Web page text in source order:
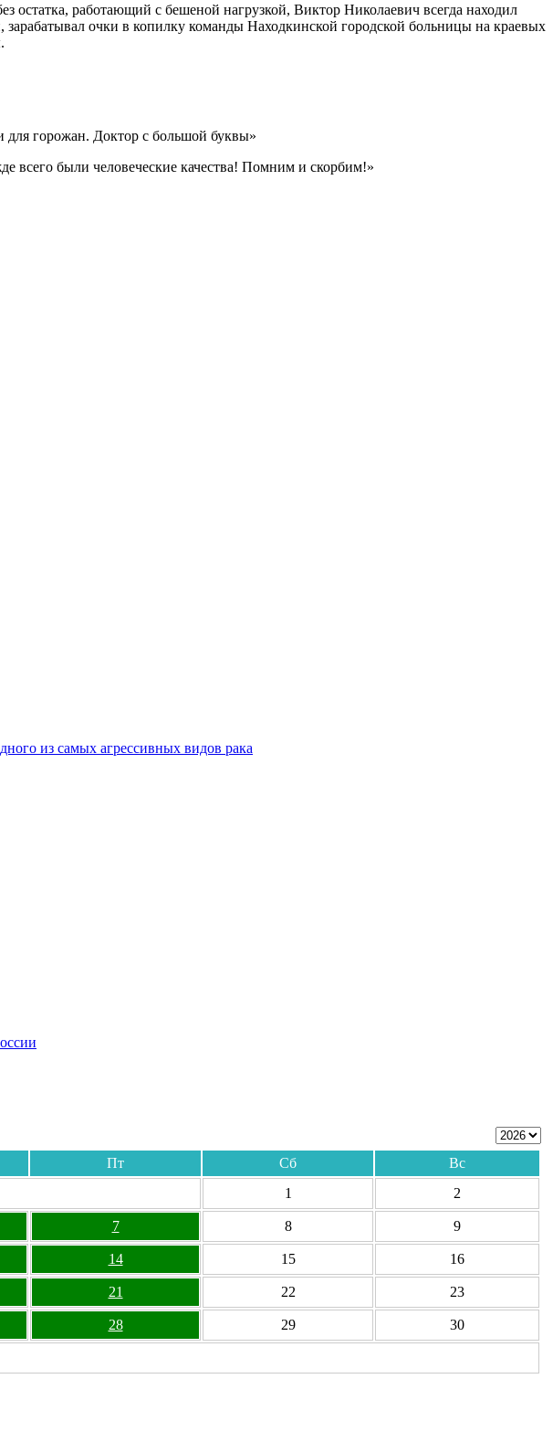
работающий с бешеной нагрузкой, Виктор Николаевич всегда находил
очки в копилку команды Находкинской городской больницы на краевых
для горожан. Доктор с большой буквы»
всего были человеческие качества! Помним и скорбим!»
из самых агрессивных видов рака
Пт Сб
Вс
1
2
7 8 9
14 15 16
21 22 23
28 29 30